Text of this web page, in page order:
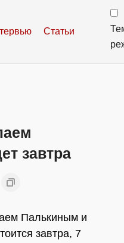
Статьи
завтра
Палькиным и
завтра, 7